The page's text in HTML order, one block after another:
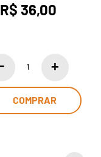
R$ 36,00
COMPRAR